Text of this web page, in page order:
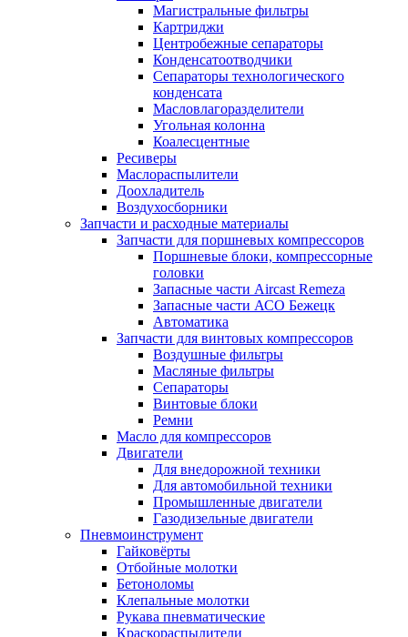
Магистральные фильтры
Картриджи
Центробежные сепараторы
Конденсатоотводчики
Сепараторы технологического
конденсата
Масловлагоразделители
Угольная колонна
Коалесцентные
Ресиверы
Маслораспылители
Доохладитель
Воздухосборники
Запчасти и расходные материалы
Запчасти для поршневых компрессоров
Поршневые блоки, компрессорные
головки
Запасные части Aircast Remeza
Запасные части АСО Бежецк
Автоматика
Запчасти для винтовых компрессоров
Воздушные фильтры
Масляные фильтры
Сепараторы
Винтовые блоки
Ремни
Масло для компрессоров
Двигатели
Для внедорожной техники
Для автомобильной техники
Промышленные двигатели
Газодизельные двигатели
Пневмоинструмент
Гайковёрты
Отбойные молотки
Бетоноломы
Клепальные молотки
Рукава пневматические
Краскораспылители